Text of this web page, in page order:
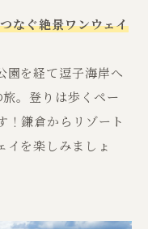
なぐ絶景ワンウェイ
園を経て逗子海岸へ
。登りは歩くペー
！鎌倉からリゾート
イを楽しみましょ